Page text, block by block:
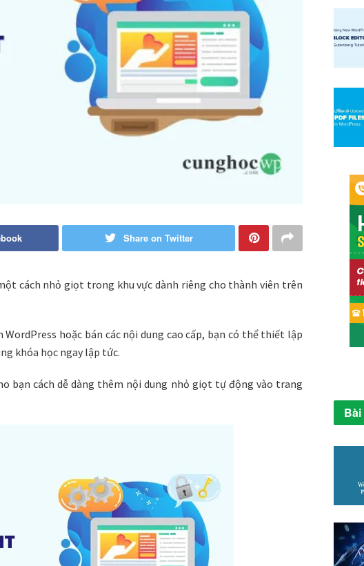
Share on Twitter
cách nhỏ giọt trong khu vực dành riêng cho thành viên trên
hoặc bán các nội dung cao cấp, bạn có thể thiết lập
khóa học ngay lập tức.
bạn cách dễ dàng thêm nội dung nhỏ giọt tự động vào trang